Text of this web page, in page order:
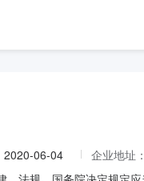
2020-06-04 企业地址：